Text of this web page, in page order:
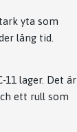
yta som
lång tid.
11 lager. Det är
ett rull som